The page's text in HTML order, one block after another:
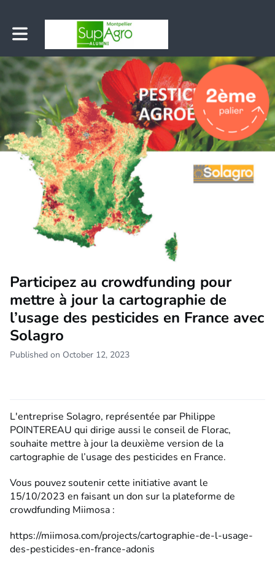
Toggle main navigation
Participez au crowdfunding pour
mettre à jour la cartographie de
l’usage des pesticides en France avec
Solagro
Published on October 12, 2023
L'entreprise Solagro, représentée par Philippe
POINTEREAU qui dirige aussi le conseil de Florac,
souhaite mettre à jour la deuxième version de la
cartographie de l’usage des pesticides en France.
Vous pouvez soutenir cette initiative avant le
15/10/2023 en faisant un don sur la plateforme de
crowdfunding Miimosa :
https://miimosa.com/projects/cartographie-de-l-usage-
des-pesticides-en-france-adonis